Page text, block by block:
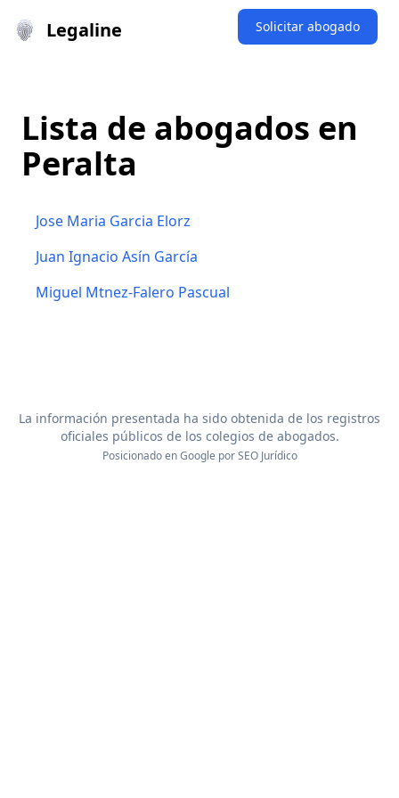
Legaline Solicitar abogado
Lista de abogados en
Peralta
Jose Maria Garcia Elorz
Juan Ignacio Asín García
Miguel Mtnez-Falero Pascual
La información presentada ha sido obtenida de los registros
oficiales públicos de los colegios de abogados.
Posicionado en Google porSEO Jurídico